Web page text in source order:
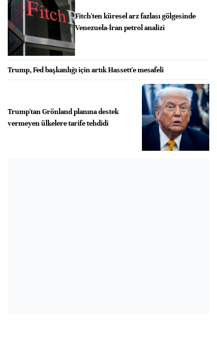
Fitch'ten küresel arz fazlası gölgesinde
Venezuela-İran petrol analizi
Trump, Fed başkanlığı için artık Hassett'e mesafeli
Trump'tan Grönland planına destek
vermeyen ülkelere tarife tehdidi